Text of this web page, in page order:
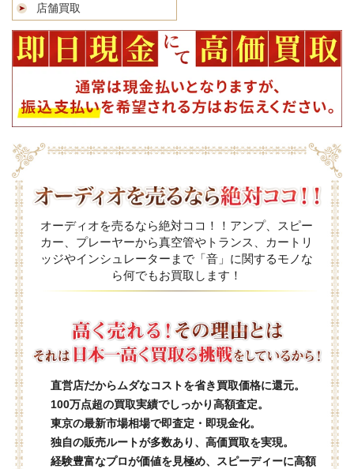
店舗買取
オーディオを売るなら絶対ココ！！アンプ、スピー
カー、プレーヤーから真空管やトランス、カートリ
ッジやインシュレーターまで「音」に関するモノな
ら何でもお買取します！
直営店だからムダなコストを省き買取価格に還元。
100万点超の買取実績でしっかり高額査定。
東京の最新市場相場で即査定・即現金化。
独自の販売ルートが多数あり、高価買取を実現。
経験豊富なプロが価値を見極め、スピーディーに高額